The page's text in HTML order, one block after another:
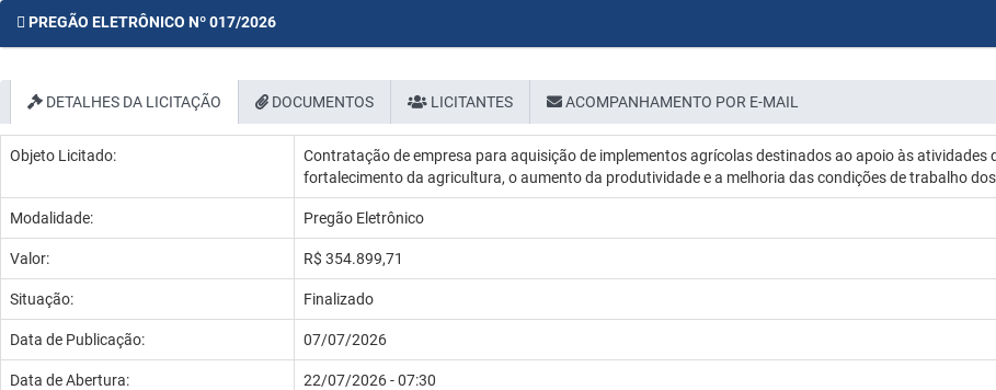
PREGÃO ELETRÔNICO Nº 017/2026
DETALHES DA LICITAÇÃO DOCUMENTOS LICITANTES ACOMPANHAMENTO POR E-MAIL
Objeto Licitado:
Contratação de empresa para aquisição de implementos agrícolas destinados ao apoio às
fortalecimento da agricultura, o aumento da produtividade e a melhoria das condições de trabalho
Modalidade: Pregão Eletrônico
Valor: R$ 354.899,71
Situação: Finalizado
Data de Publicação: 07/07/2026
Data de Abertura: 22/07/2026 - 07:30